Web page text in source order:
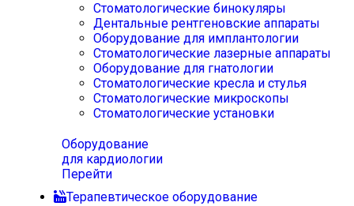
Стоматологические бинокуляры
Дентальные рентгеновские аппараты
Оборудование для имплантологии
Стоматологические лазерные аппараты
Оборудование для гнатологии
Стоматологические кресла и стулья
Стоматологические микроскопы
Стоматологические установки
Оборудование
для кардиологии
Перейти
Терапевтическое оборудование